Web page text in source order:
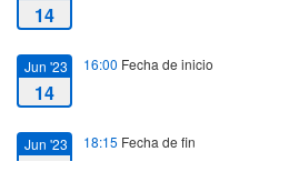
14
Jun '23
14
16:00 Fecha de inicio
Jun '23 18:15 Fecha de fin